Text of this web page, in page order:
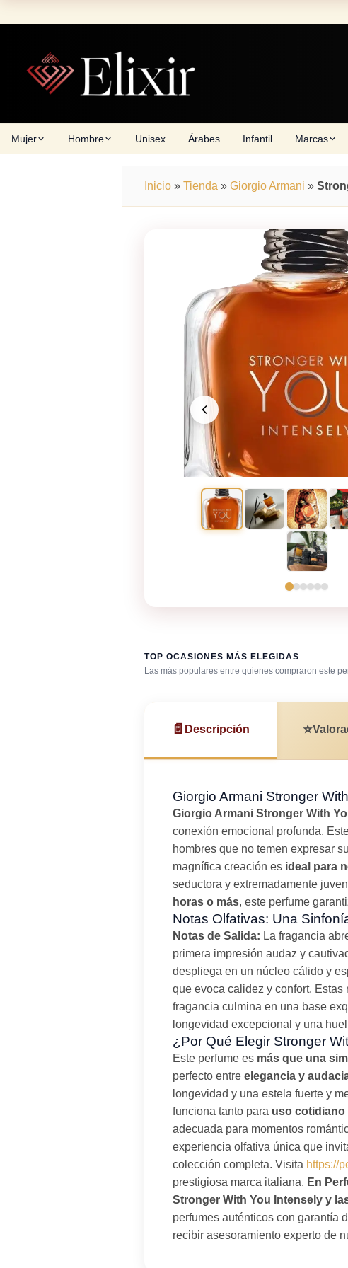
to
Mujer Hombre Unisex Árabes Infantil Marcas
Inicio » Tienda » Giorgio Armani »
TOP OCASIONES MÁS ELEGIDAS
Las más populares entre quienes compraron este
Bar / cocteles
📄 Descripción ⭐
Giorgio Armani Stronger
Giorgio Armani Stronger With
conexión emocional profunda.
hombres que no temen expresar
magnífica creación es ideal para
seductora y extremadamente
horas o más, este perfume
Notas Olfativas: Una
Notas de Salida: La fragancia
primera impresión audaz y
despliega en un núcleo cálido y
que evoca calidez y confort.
fragancia culmina en una base
longevidad excepcional y una
¿Por Qué Elegir Stronger
Este perfume es más que una
perfecto entre elegancia y
longevidad y una estela fuerte y
funciona tanto para uso cotidiano
adecuada para momentos
experiencia olfativa única que
colección completa. Visita https://
prestigiosa marca italiana. En
Stronger With You Intensely y
perfumes auténticos con garantía
recibir asesoramiento experto de